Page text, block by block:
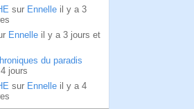
sur Ennelle il y a 3
Ennelle il y a 3 jours et
du paradis
jours
sur Ennelle il y a 4